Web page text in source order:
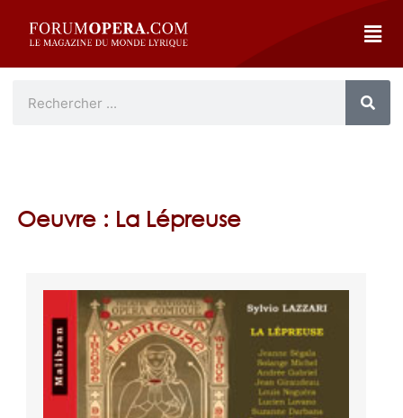
Oeuvre : La Lépreuse